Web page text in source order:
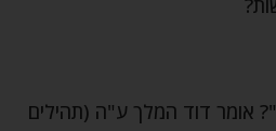
אומר דוד המלך ע"ה (תהילים